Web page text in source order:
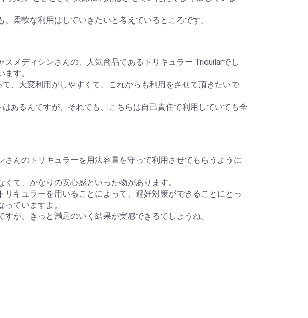
柔軟な利用はしていきたいと考えているところです。
メディシンさんの、人気商品であるトリキュラー Triquilarでし
す。
、大変利用がしやすくて、これからも利用をさせて頂きたいで
あるんですが、それでも、こちらは自己責任で利用していても全
んのトリキュラーを用法容量を守って利用させてもらうように
て、かなりの安心感といった物があります。
キュラーを用いることによって、避妊対策ができることにとっ
ていますよ。
が、きっと満足のいく結果が実感できるでしょうね。